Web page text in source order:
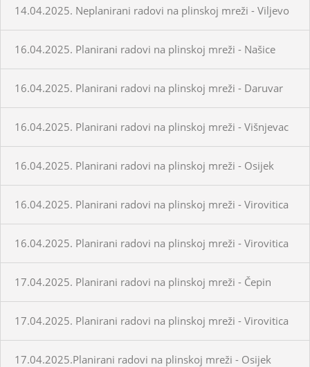
14.04.2025. Neplanirani radovi na plinskoj mreži - Viljevo
16.04.2025. Planirani radovi na plinskoj mreži - Našice
16.04.2025. Planirani radovi na plinskoj mreži - Daruvar
16.04.2025. Planirani radovi na plinskoj mreži - Višnjevac
16.04.2025. Planirani radovi na plinskoj mreži - Osijek
16.04.2025. Planirani radovi na plinskoj mreži - Virovitica
16.04.2025. Planirani radovi na plinskoj mreži - Virovitica
17.04.2025. Planirani radovi na plinskoj mreži - Čepin
17.04.2025. Planirani radovi na plinskoj mreži - Virovitica
17.04.2025.Planirani radovi na plinskoj mreži - Osijek